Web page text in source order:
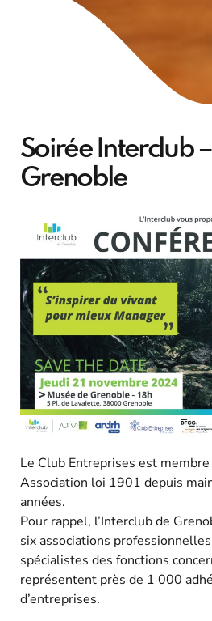
Soirée Interclub
Grenoble
Le Club Entreprises est membre
Association loi 1901 depuis
années.
Pour rappel, l’Interclub de
six associations
spécialistes des fonctions
représentent près de 1 000
d’entreprises.